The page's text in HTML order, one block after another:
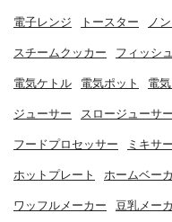
電子レンジ トースター ノ
スチームクッカー フィッシ
電気ケトル 電気ポット 電
ジューサー スロージューサー
フードプロセッサー ミキサー
ホットプレート ホームベー
ワッフルメーカー 豆乳メー